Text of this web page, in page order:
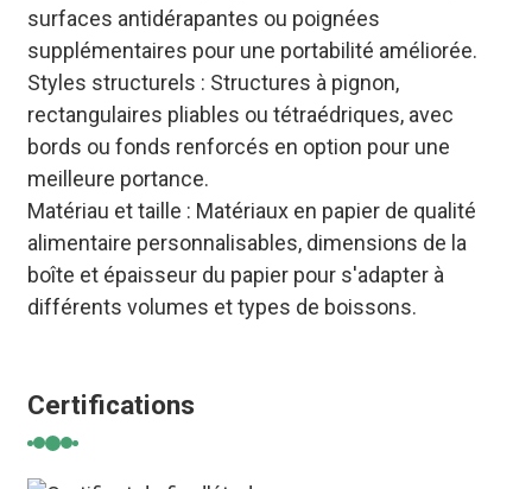
surfaces antidérapantes ou poignées
supplémentaires pour une portabilité améliorée.
Styles structurels : Structures à pignon,
rectangulaires pliables ou tétraédriques, avec
bords ou fonds renforcés en option pour une
meilleure portance.
Matériau et taille : Matériaux en papier de qualité
alimentaire personnalisables, dimensions de la
boîte et épaisseur du papier pour s'adapter à
différents volumes et types de boissons.
Certifications